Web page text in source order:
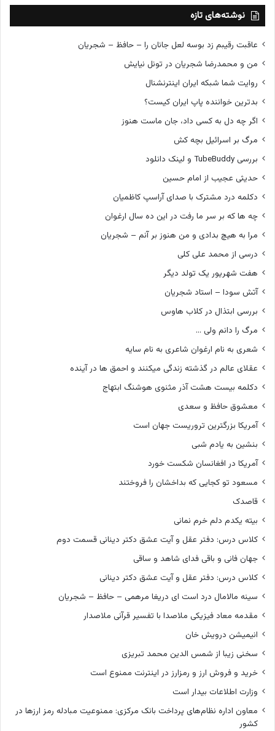
نوشته‌های تازه
عاقبت رقیبم زد بوسه لعل جانان را – حافظ – شجریان
من و محمدرضا شجریان در تونل نیایش
روایت شما شبکه ایران اینترنشنال
بدترین خواننده پاپ ایران کیست؟
اگر چه دل به کسی داد، جان ماست هنوز
مرگ بر اسرائیل بچه کش
بررسی TubeBuddy و لینک دانلود
حدیثی عجیب از امام حسین
دکلمه درد مشترک با صدای آراسپ کاظمیان
چه ها که بر سر ما رفت در این ده سال ارغوان
مرا به هیچ بدادی و من هنوز بر آنم – شجریان
درسی از محمد علی کلی
هفت شهریور یک تولد دیگر
آتش سودا – استاد شجریان
بررسی ابتذال در کلاب هاوس
مرگ را دانم ولی …
شعری به نام ارغوان شاعری به نام سایه
عقلای عالم در گذشته زندگی میکنند و احمق ها در آینده
دکلمه بیست هشت آذر مثنوی هوشنگ ابتهاج
معشوق حافظ و سعدی
آمریکا بزرگترین تروریست جهان است
بنشین به یادم شبی
آمریکا در افغانسان شکست خورد
مسعود تو کجایی که بداخشان را فروختند
قاصدک
بیته یکدم دلم خرم نمانی
کلاس درس: دفتر عقل و آیت عشق دکتر دینانی قسمت دوم
جهان فانی و باقی فدای شاهد و ساقی
کلاس درس: دفتر عقل و آیت عشق دکتر دینانی
سینه مالامال درد است ای دریغا مرهمی – حافظ – شجریان
مقدمه معاد فیزیکی ملاصدا با تفسیر قرآنی ملاصدار
انیمیشن درویش خان
سخنی زیبا از شمس الدین محمد تبریزی
خرید و فروش ارز و رمزارز در اینترنت ممنوع است
وزارت اطلاعات بیدار است
معاون اداره نظام‌های پرداخت بانک مرکزی: ممنوعیت مبادله رمز ارزها در
کشور